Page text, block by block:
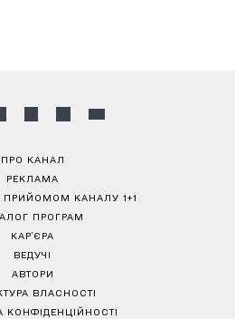
ПРО КАНАЛ
РЕКЛАМА
КАНАЛУ 1+1
ПРОГРАМ
КАР’ЄРА
ВЕДУЧІ
АВТОРИ
ВЛАСНОСТІ
КОНФІДЕНЦІЙНОСТІ